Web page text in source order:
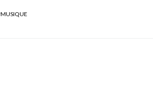
MUSIQUE